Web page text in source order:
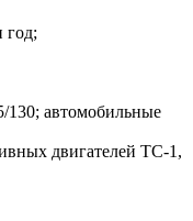
год;
130; автомобильные
двигателей ТС-1,